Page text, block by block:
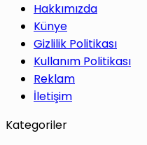
Hakkımızda
Künye
Gizlilik Politikası
Kullanım Politikası
Reklam
İletişim
Kategoriler